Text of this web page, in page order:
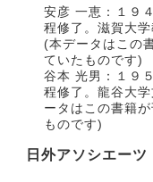
安彦 一恵：１９
程修了。滋賀大
(本データはこの
ていたものです)
谷本 光男：１９
程修了。龍谷大
ータはこの書籍
ものです)
日外アソシエー